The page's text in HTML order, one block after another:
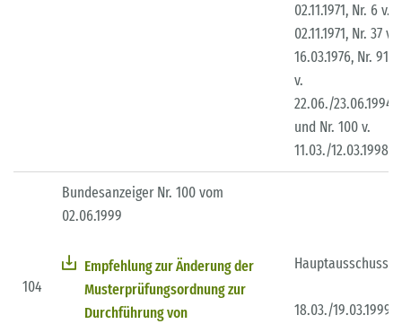
02.11.1971, Nr. 6 v.
02.11.1971, Nr. 37 v.
16.03.1976, Nr. 91
v.
22.06./23.06.1994
und Nr. 100 v.
11.03./12.03.1998)
104
Bundesanzeiger Nr. 100 vom
02.06.1999
Empfehlung zur Änderung der
Musterprüfungsordnung zur
Durchführung von
Hauptausschuss
18.03./19.03.1999